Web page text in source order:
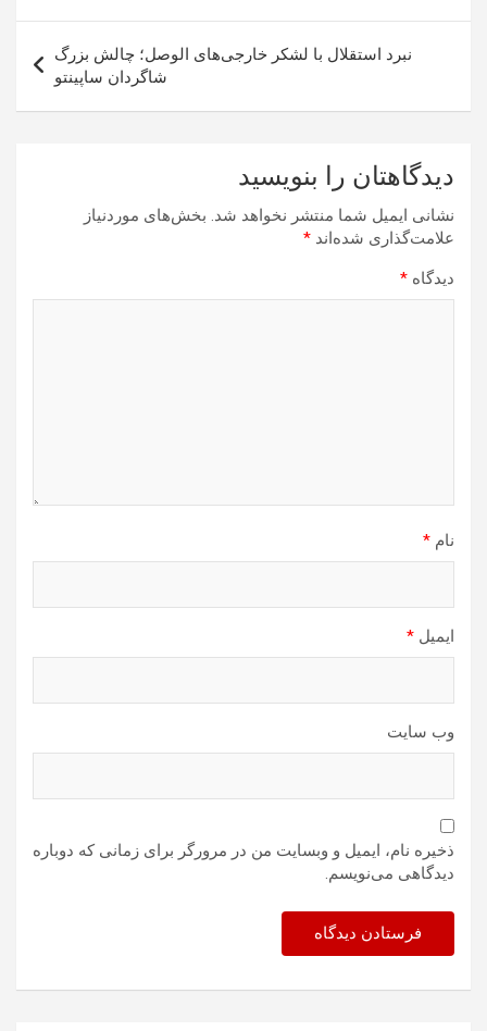
نبرد استقلال با لشکر خارجی‌های الوصل؛ چالش بزرگ
شاگردان ساپینتو
دیدگاهتان را بنویسید
نشانی ایمیل شما منتشر نخواهد شد. بخش‌های موردنیاز
علامت‌گذاری شده‌اند *
دیدگاه *
نام *
ایمیل *
وب‌ سایت
ذخیره نام، ایمیل و وبسایت من در مرورگر برای زمانی که دوباره
دیدگاهی می‌نویسم.